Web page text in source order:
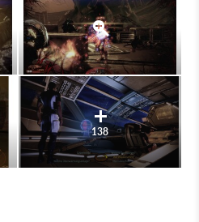
138